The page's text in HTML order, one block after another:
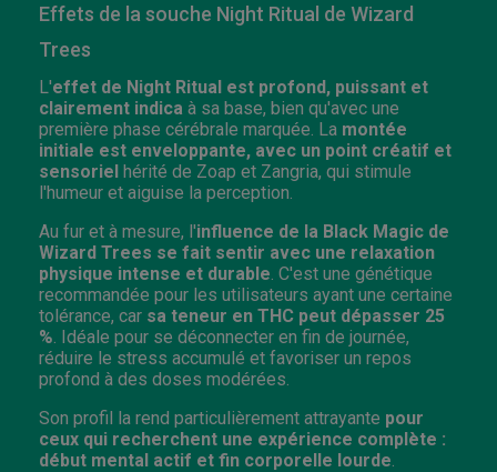
Effets de la souche Night Ritual de Wizard
Trees
L'effet de Night Ritual est profond, puissant et
clairement indica à sa base, bien qu'avec une
première phase cérébrale marquée. La montée
initiale est enveloppante, avec un point créatif et
sensoriel hérité de Zoap et Zangria, qui stimule
l'humeur et aiguise la perception.
Au fur et à mesure, l'influence de la Black Magic de
Wizard Trees se fait sentir avec une relaxation
physique intense et durable . C'est une génétique
recommandée pour les utilisateurs ayant une certaine
tolérance, car sa teneur en THC peut dépasser 25
% . Idéale pour se déconnecter en fin de journée,
réduire le stress accumulé et favoriser un repos
profond à des doses modérées.
Son profil la rend particulièrement attrayante pour
ceux qui recherchent une expérience complète :
début mental actif et fin corporelle lourde